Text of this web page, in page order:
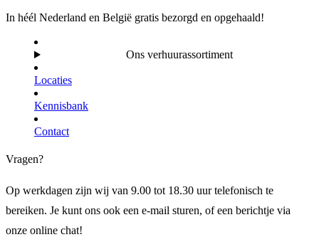
In héél Nederland en België gratis bezorgd en opgehaald!
Ons verhuurassortiment
Locaties
Kennisbank
Contact
Vragen?
Op werkdagen zijn wij van 9.00 tot 18.30 uur telefonisch te
bereiken. Je kunt ons ook een e-mail sturen, of een berichtje via
onze online chat!